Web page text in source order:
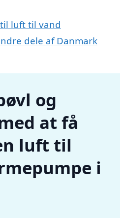
luft til vand
dele af Danmark
og
at få
luft til
i